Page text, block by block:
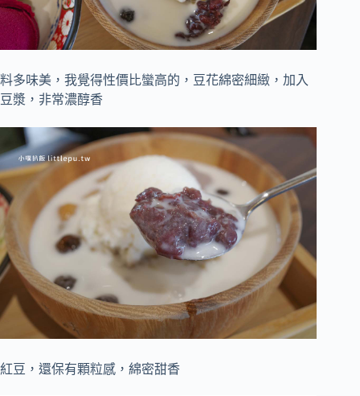
料多味美，我覺得性價比蠻高的，豆花綿密細緻，加入
豆漿，非常濃醇香
紅豆，還保有顆粒感，綿密甜香